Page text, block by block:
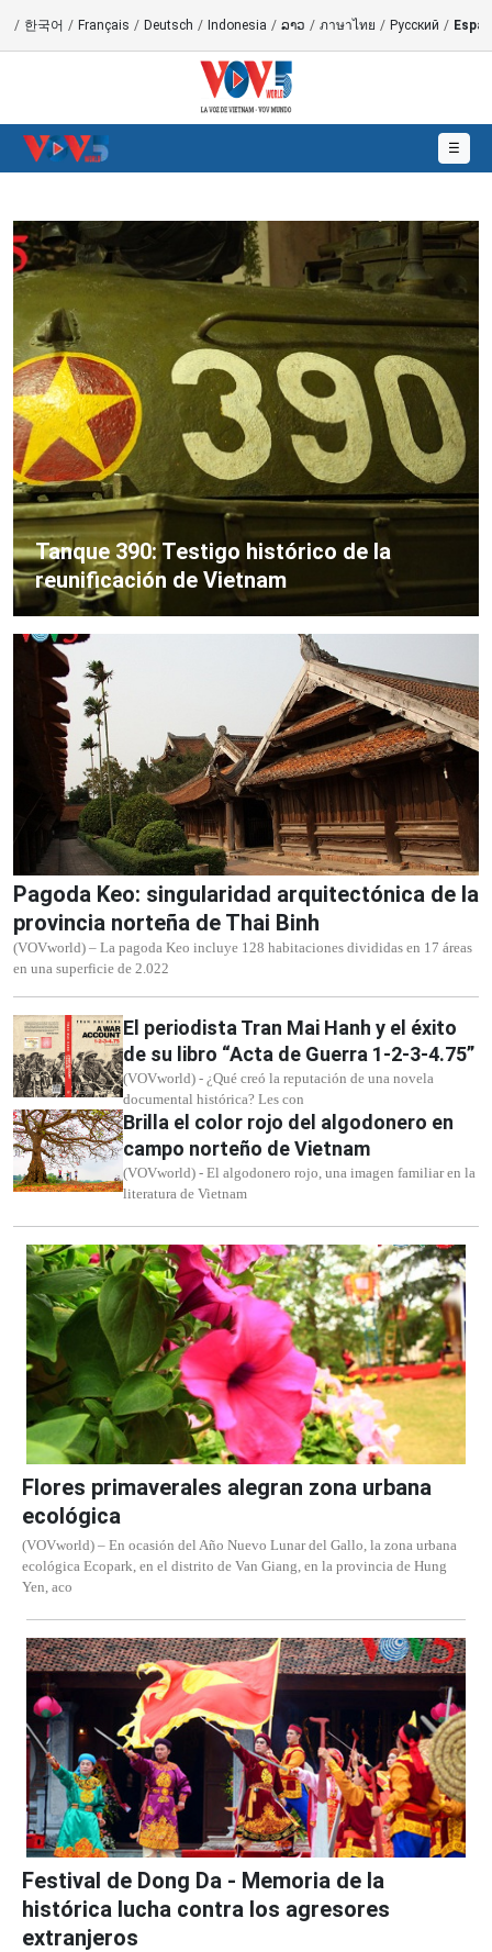
/ 한국어 / Français / Deutsch / Indonesia / ລາວ / ภาษาไทย / Русский /
☰
Tanque 390: Testigo histórico de la
reunificación de Vietnam
Pagoda Keo: singularidad arquitectónica de la
provincia norteña de Thai Binh
(VOVworld) – La pagoda Keo incluye 128 habitaciones divididas en 17 áreas
en una superficie de 2.022
El periodista Tran Mai Hanh y el éxito
de su libro “Acta de Guerra 1-2-3-4.75”
(VOVworld) - ¿Qué creó la reputación de una novela
documental histórica? Les con
Brilla el color rojo del algodonero en
campo norteño de Vietnam
(VOVworld) - El algodonero rojo, una imagen familiar en la
literatura de Vietnam
Flores primaverales alegran zona urbana
ecológica
(VOVworld) – En ocasión del Año Nuevo Lunar del Gallo, la zona urbana
ecológica Ecopark, en el distrito de Van Giang, en la provincia de Hung
Yen, aco
Festival de Dong Da - Memoria de la
histórica lucha contra los agresores
extranjeros